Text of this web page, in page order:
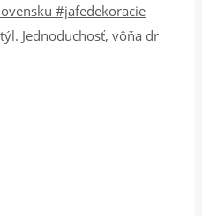
Jednoduchosť, vôňa dr